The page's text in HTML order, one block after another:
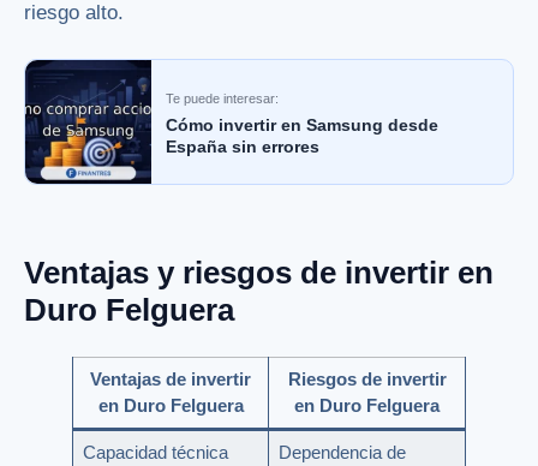
riesgo alto.
Te puede interesar:
Cómo invertir en Samsung desde
España sin errores
Ventajas y riesgos de invertir en
Duro Felguera
Ventajas de invertir
en Duro Felguera
Riesgos de invertir
en Duro Felguera
Capacidad técnica
Dependencia de